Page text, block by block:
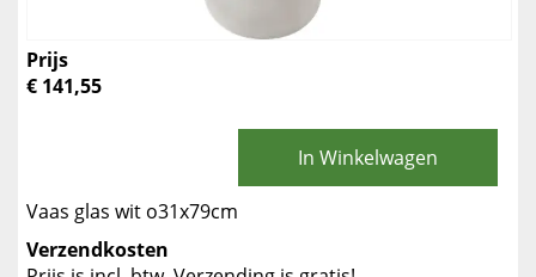
Prijs
€ 141,55
In Winkelwagen
Vaas glas wit o31x79cm
Verzendkosten